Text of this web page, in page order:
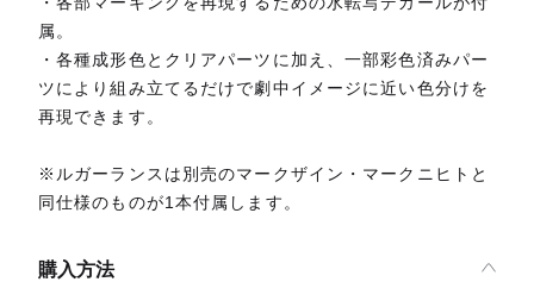
属。
・各種成形色とクリアパーツに加え、一部彩色済みパー
ツにより組み立てるだけで劇中イメージに近い色分けを
再現できます。
※ルガーランスは別売のマークザイン・マークニヒトと
同仕様のものが1本付属します。
購入方法